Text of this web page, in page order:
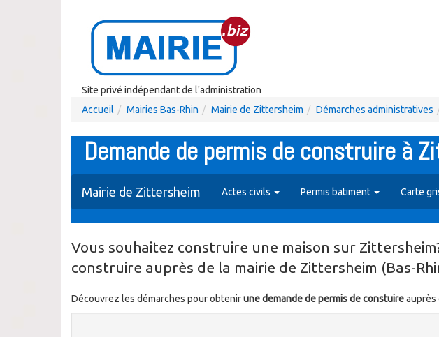
Site privé indépendant de l'administration
Accueil
Mairies Bas-Rhin Mairie de Zittersheim Démarches administratives
Demande de permis de construire à
Mairie de Zittersheim Actes civils Permis batiment Carte
Vous souhaitez construire une maison sur
construire auprès de la mairie de Zittersheim (Bas-
Découvrez les démarches pour obtenirune demande de permis de constuireauprès